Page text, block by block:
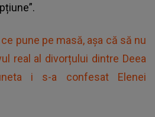
ce pune pe masă, așa că să nu
real al divorțului dintre Deea
i s-a confesat Elenei